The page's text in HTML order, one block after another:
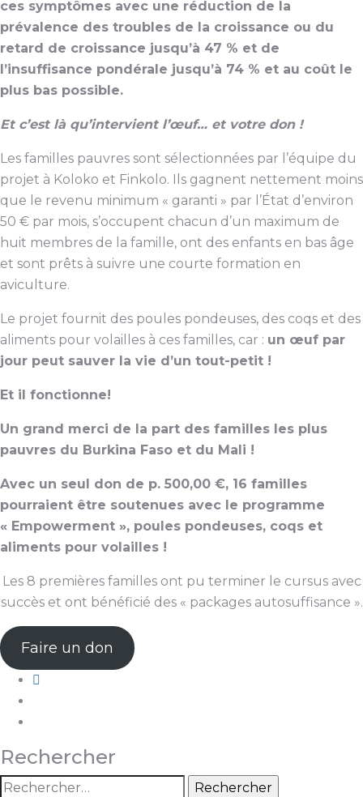
ces symptômes avec une réduction de la
prévalence des troubles de la croissance ou du
retard de croissance jusqu’à 47 % et de
l’insuffisance pondérale jusqu’à 74 % et au coût le
plus bas possible.
Et c’est là qu’intervient l’œuf… et votre don !
Les familles pauvres sont sélectionnées par l’équipe du
projet à Koloko et Finkolo. Ils gagnent nettement moins
que le revenu minimum « garanti » par l’État d’environ
50 € par mois, s’occupent chacun d’un maximum de
huit membres de la famille, ont des enfants en bas âge
et sont prêts à suivre une courte formation en
aviculture.
Le projet fournit des poules pondeuses, des coqs et des
aliments pour volailles à ces familles, car : un œuf par
jour peut sauver la vie d’un tout-petit !
Et il fonctionne!
Un grand merci de la part des familles les plus
pauvres du Burkina Faso et du Mali !
Avec un seul don de p. 500,00 €, 16 familles
pourraient être soutenues avec le programme
« Empowerment », poules pondeuses, coqs et
aliments pour volailles !
Les 8 premières familles ont pu terminer le cursus avec
succès et ont bénéficié des « packages autosuffisance ».
Faire un don
Rechercher